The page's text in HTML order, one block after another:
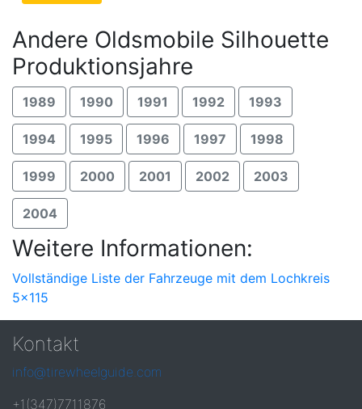
Andere Oldsmobile Silhouette
Produktionsjahre
1989 1990 1991 1992 1993
1994 1995 1996 1997 1998
1999 2000 2001 2002 2003
2004
Weitere Informationen:
Vollständige Liste der Fahrzeuge mit dem Lochkreis
5x115
Kontakt
info@tirewheelguide.com
+1(347)7711876